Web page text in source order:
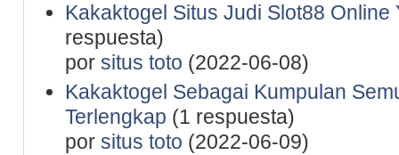
Kakaktogel Situs Judi Slot88 Online
respuesta)
por situs toto (2022-06-08)
Kakaktogel Sebagai Kumpulan
Terlengkap (1 respuesta)
por situs toto (2022-06-09)